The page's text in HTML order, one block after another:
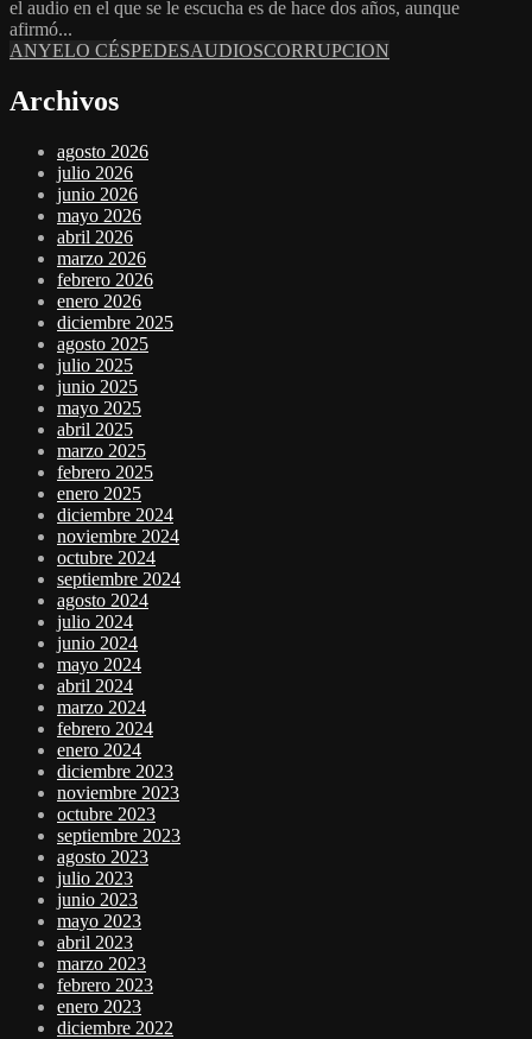
el audio en el que se le escucha es de hace dos años, aunque
afirmó...
ANYELO CÉSPEDESAUDIOSCORRUPCION
Archivos
agosto 2026
julio 2026
junio 2026
mayo 2026
abril 2026
marzo 2026
febrero 2026
enero 2026
diciembre 2025
agosto 2025
julio 2025
junio 2025
mayo 2025
abril 2025
marzo 2025
febrero 2025
enero 2025
diciembre 2024
noviembre 2024
octubre 2024
septiembre 2024
agosto 2024
julio 2024
junio 2024
mayo 2024
abril 2024
marzo 2024
febrero 2024
enero 2024
diciembre 2023
noviembre 2023
octubre 2023
septiembre 2023
agosto 2023
julio 2023
junio 2023
mayo 2023
abril 2023
marzo 2023
febrero 2023
enero 2023
diciembre 2022